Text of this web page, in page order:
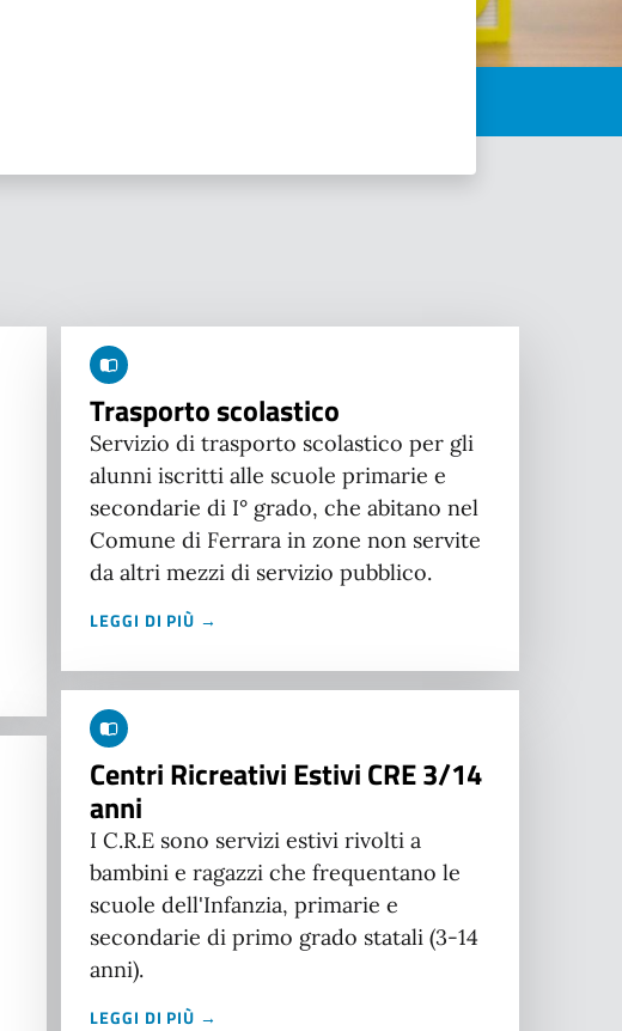
Trasporto scolastico
Servizio di trasporto scolastico per gli
alunni iscritti alle scuole primarie e
secondarie di I° grado, che abitano nel
Comune di Ferrara in zone non servite
da altri mezzi di servizio pubblico.
LEGGI DI PIÙ →
Centri Ricreativi Estivi CRE 3/14
anni
I C.R.E sono servizi estivi rivolti a
bambini e ragazzi che frequentano le
scuole dell'Infanzia, primarie e
secondarie di primo grado statali (3-14
anni).
LEGGI DI PIÙ →